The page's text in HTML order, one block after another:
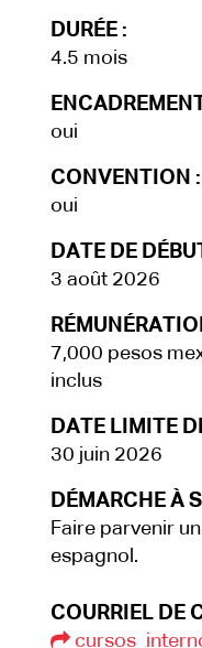
DURÉE :
4.5 mois
oui
CONVENTION :
oui
DATE DE
3 août 2026
7,000 pesos
inclus
DATE LIMITE
30 juin 2026
DÉMARCHE À
Faire parvenir
espagnol.
COURRIEL DE